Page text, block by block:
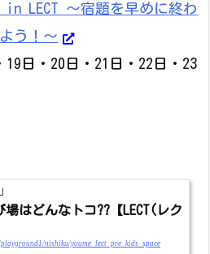
LECT ～宿題を早めに終わ
う！～
19日・20日・21日・22日・23
場はどんなトコ??【LECT(レク
nishiku/youme_lect_pre_kids_space